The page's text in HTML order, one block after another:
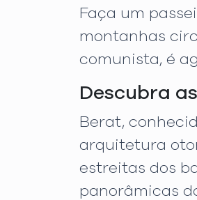
Faça um
montanhas
comunista, é
Descubra
Berat,
arquitetura
estreitas dos
panorâmicas